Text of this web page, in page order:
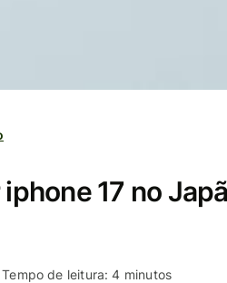
17 no
Tempo de leitura: 4 minutos